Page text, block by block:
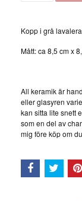
Kopp i grå
Mått: ca 8,5 cm x
All keramik är
eller glasyren
kan sitta lite snett
som en del av
mig före köp om